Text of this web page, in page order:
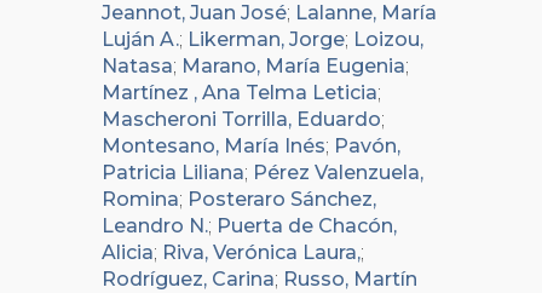
Jeannot, Juan José; Lalanne, María
Luján A.; Likerman, Jorge; Loizou,
Natasa; Marano, María Eugenia;
Martínez , Ana Telma Leticia;
Mascheroni Torrilla, Eduardo;
Montesano, María Inés; Pavón,
Patricia Liliana; Pérez Valenzuela,
Romina; Posteraro Sánchez,
Leandro N.; Puerta de Chacón,
Alicia; Riva, Verónica Laura,;
Rodríguez, Carina; Russo, Martín